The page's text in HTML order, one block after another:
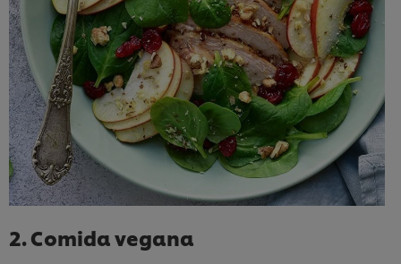
2. Comida vegana